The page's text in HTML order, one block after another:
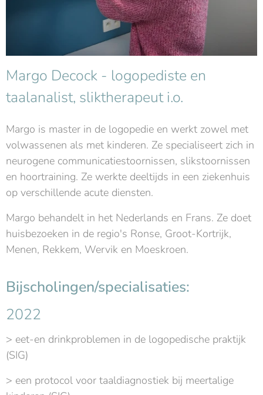
Margo Decock - logopediste en
taalanalist, sliktherapeut i.o.
Margo is master in de logopedie en werkt zowel met
volwassenen als met kinderen. Ze specialiseert zich in
neurogene communicatiestoornissen, slikstoornissen
en hoortraining. Ze werkte deeltijds in een ziekenhuis
op verschillende acute diensten.
Margo behandelt in het Nederlands en Frans. Ze doet
huisbezoeken in de regio's Ronse, Groot-Kortrijk,
Menen, Rekkem, Wervik en Moeskroen.
Bijscholingen/specialisaties:
2022
> eet-en drinkproblemen in de logopedische praktijk
(SIG)
> een protocol voor taaldiagnostiek bij meertalige